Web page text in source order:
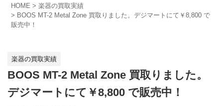
HOME
楽器の買取実績
BOOS MT-2 Metal Zone 買取りました。デジマートにて￥8,800 で
販売中！
楽器の買取実績
BOOS MT-2 Metal Zone 買取りました。
デジマートにて￥8,800 で販売中！